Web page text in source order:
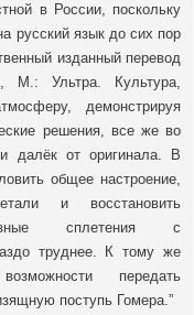
в России, поскольку
русский язык до сих пор
изданный перевод
М.: Ультра. Культура,
демонстрируя
решения, все же во
далёк от оригинала. В
общее настроение,
и восстановить
сплетения с
труднее. К тому же
передать
поступь Гомера.”